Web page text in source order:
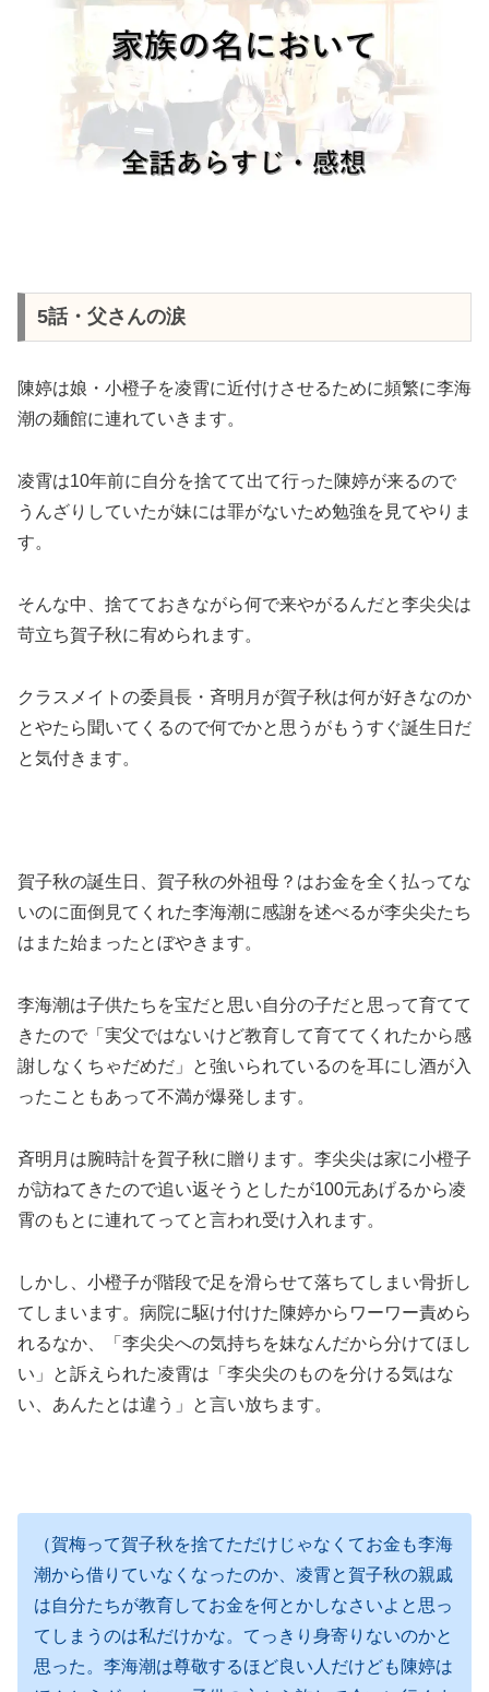
5話・父さんの涙
陳婷は娘・小橙子を凌霄に近付けさせるために頻繁に李海
潮の麺館に連れていきます。
凌霄は10年前に自分を捨てて出て行った陳婷が来るので
うんざりしていたが妹には罪がないため勉強を見てやりま
す。
そんな中、捨てておきながら何で来やがるんだと李尖尖は
苛立ち賀子秋に宥められます。
クラスメイトの委員長・斉明月が賀子秋は何が好きなのか
とやたら聞いてくるので何でかと思うがもうすぐ誕生日だ
と気付きます。
賀子秋の誕生日、賀子秋の外祖母？はお金を全く払ってな
いのに面倒見てくれた李海潮に感謝を述べるが李尖尖たち
はまた始まったとぼやきます。
李海潮は子供たちを宝だと思い自分の子だと思って育てて
きたので「実父ではないけど教育して育ててくれたから感
謝しなくちゃだめだ」と強いられているのを耳にし酒が入
ったこともあって不満が爆発します。
斉明月は腕時計を賀子秋に贈ります。李尖尖は家に小橙子
が訪ねてきたので追い返そうとしたが100元あげるから凌
霄のもとに連れてってと言われ受け入れます。
しかし、小橙子が階段で足を滑らせて落ちてしまい骨折し
てしまいます。病院に駆け付けた陳婷からワーワー責めら
れるなか、「李尖尖への気持ちを妹なんだから分けてほし
い」と訴えられた凌霄は「李尖尖のものを分ける気はな
い、あんたとは違う」と言い放ちます。
（賀梅って賀子秋を捨てただけじゃなくてお金も李海
潮から借りていなくなったのか、凌霄と賀子秋の親戚
は自分たちが教育してお金を何とかしなさいよと思っ
てしまうのは私だけかな。てっきり身寄りないのかと
思った。李海潮は尊敬するほど良い人だけども陳婷は